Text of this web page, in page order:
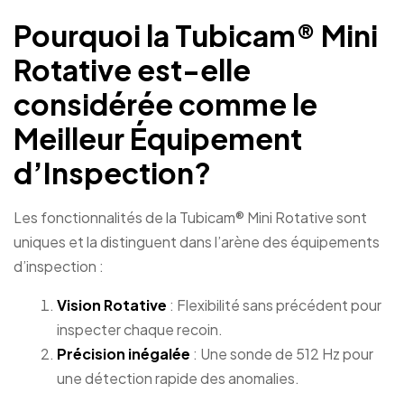
Pourquoi la Tubicam® Mini
Rotative est-elle
considérée comme le
Meilleur Équipement
d’Inspection?
Les fonctionnalités de la Tubicam® Mini Rotative sont
uniques et la distinguent dans l’arène des équipements
d’inspection :
Vision Rotative : Flexibilité sans précédent pour
inspecter chaque recoin.
Précision inégalée : Une sonde de 512 Hz pour
une détection rapide des anomalies.